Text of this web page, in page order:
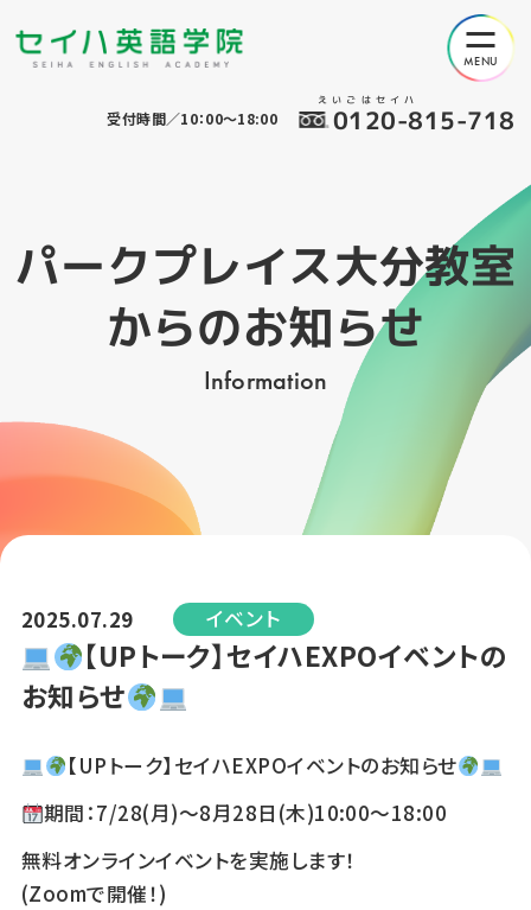
えいごはセイハ
0120-815-718
受付時間／10：00～18:00
パークプレイス大分教室
からのお知らせ
Information
2025.07.29 イベント
️【UPトーク】セイハEXPOイベントの
お知らせ
️【UPトーク】セイハEXPOイベントのお知らせ
期間：7/28(月)～8月28日(木)10:00～18:00
無料オンラインイベントを実施します！
(Zoomで開催！)